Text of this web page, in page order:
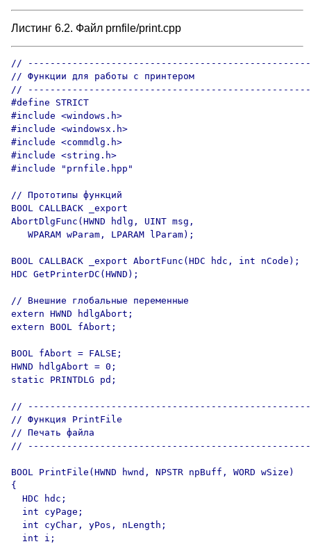
Листинг 6.2. Файл prnfile/print.cpp
//
// Функции для работы с принтером
//
#define STRICT
#include <windows.h>
#include <windowsx.h>
#include <commdlg.h>
#include <string.h>
#include "prnfile.hpp"
// Прототипы функций
BOOL CALLBACK _export
AbortDlgFunc(HWND hdlg, UINT msg,
   WPARAM wParam, LPARAM lParam);
BOOL CALLBACK _export AbortFunc(HDC hdc, int nCode);
HDC GetPrinterDC(HWND);
// Внешние глобальные переменные
extern HWND hdlgAbort;
extern BOOL fAbort;
BOOL fAbort = FALSE;
HWND hdlgAbort = 0;
static PRINTDLG pd;
//
// Функция PrintFile
// Печать файла
//
BOOL PrintFile(HWND hwnd, NPSTR npBuff, WORD wSize)
{
  HDC hdc;
  int cyPage;
  int cyChar, yPos, nLength;
  int i;